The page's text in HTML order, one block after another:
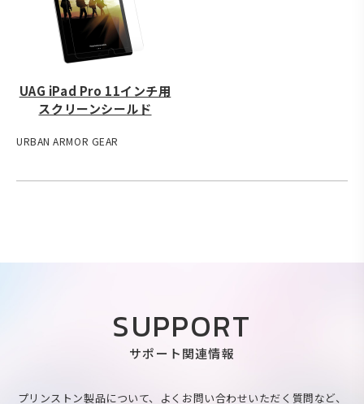
UAG iPad Pro 11インチ用
スクリーンシールド
URBAN ARMOR GEAR
SUPPORT
サポート関連情報
プリンストン製品について、よくお問い合わせいただく質問など、